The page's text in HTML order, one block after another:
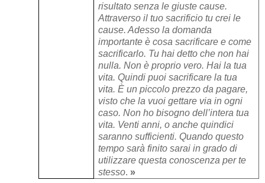
risultato senza le giuste cause.
Attraverso il tuo sacrificio tu crei le
cause. Adesso la domanda
importante è cosa sacrificare e come
sacrificarlo. Tu hai detto che non hai
nulla. Non è proprio vero. Hai la tua
vita. Quindi puoi sacrificare la tua
vita. È un piccolo prezzo da pagare,
visto che la vuoi gettare via in ogni
caso. Non ho bisogno dell’intera tua
vita. Venti anni, o anche quindici
saranno sufficienti. Quando questo
tempo sarà finito sarai in grado di
utilizzare questa conoscenza per te
stesso. »